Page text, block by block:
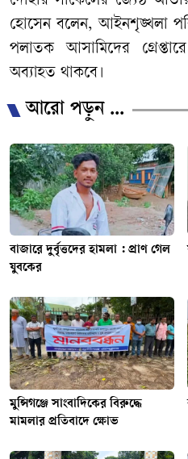
হোসেন বলেন, আইনশৃঙ্খলা
পলাতক আসামিদের
অব্যাহত থাকবে।
আরো পড়ুন ...
বাজারে দুর্বৃত্তদের হামলা : প্রাণ গেল
যুবকের
মুন্সিগঞ্জে সাংবাদিকের বিরুদ্ধে
মামলার প্রতিবাদে ক্ষোভ